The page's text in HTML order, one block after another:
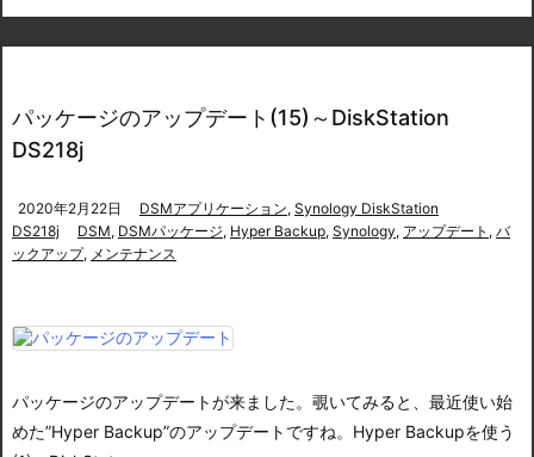
パッケージのアップデート(15)～DiskStation
DS218j
2020年2月22日 DSMアプリケーション, Synology DiskStation
DS218j
DSM, DSMパッケージ, Hyper Backup, Synology, アップデート , バ
ックアップ, メンテナンス
パッケージのアップデートが来ました。 覗いてみると、 最近使い始
めた”Hyper Backup”のアップデートですね。 Hyper Backupを使う